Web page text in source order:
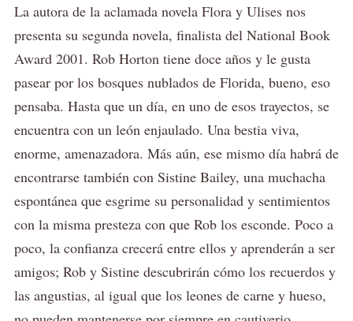
La autora de la aclamada novela Flora y Ulises nos
presenta su segunda novela, finalista del National Book
Award 2001. Rob Horton tiene doce años y le gusta
pasear por los bosques nublados de Florida, bueno, eso
pensaba. Hasta que un día, en uno de esos trayectos, se
encuentra con un león enjaulado. Una bestia viva,
enorme, amenazadora. Más aún, ese mismo día habrá de
encontrarse también con Sistine Bailey, una muchacha
espontánea que esgrime su personalidad y sentimientos
con la misma presteza con que Rob los esconde. Poco a
poco, la confianza crecerá entre ellos y aprenderán a ser
amigos; Rob y Sistine descubrirán cómo los recuerdos y
las angustias, al igual que los leones de carne y hueso,